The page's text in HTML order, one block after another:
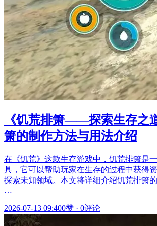
《饥荒排箫——探索生存之
箫的制作方法与用法介绍
在《饥荒》这款生存游戏中，饥荒排箫是
具，它可以帮助玩家在生存的过程中获得
探索未知领域。本文将详细介绍饥荒排箫
…
2026-07-13 09:400赞 · 0评论